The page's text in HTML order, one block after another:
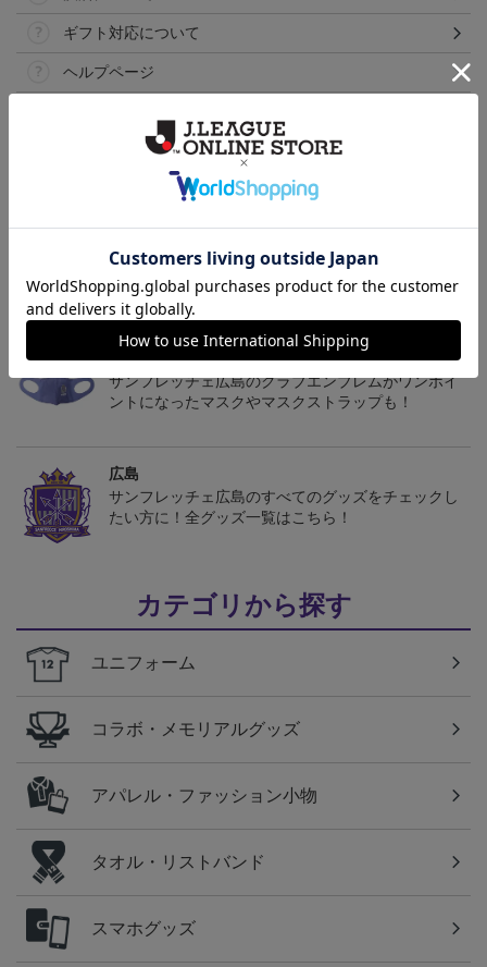
ギフト対応について
ヘルプページ
サンフレッチェ広島の2022ユニフォームを着て試合
を応援しよう！
広島
サンフレッチェ広島のクラブエンブレムがワンポイ
ントになったマスクやマスクストラップも！
広島
サンフレッチェ広島のすべてのグッズをチェックし
たい方に！全グッズ一覧はこちら！
カテゴリから探す
ユニフォーム
コラボ・メモリアルグッズ
アパレル・ファッション小物
タオル・リストバンド
スマホグッズ